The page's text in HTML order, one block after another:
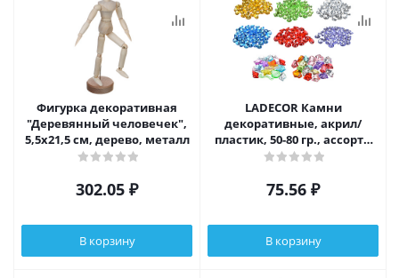
Фигурка декоративная
"Деревянный человечек",
5,5х21,5 см, дерево, металл
302.05 ₽
В корзину
LADECOR Камни
декоративные, акрил/
пластик, 50-80 гр., ассорти
цветов, 8 видов
75.56 ₽
В корзину